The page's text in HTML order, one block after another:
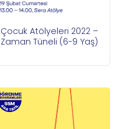
Çocuk Atölyeleri 2022 –
Zaman Tüneli (6-9 Yaş)